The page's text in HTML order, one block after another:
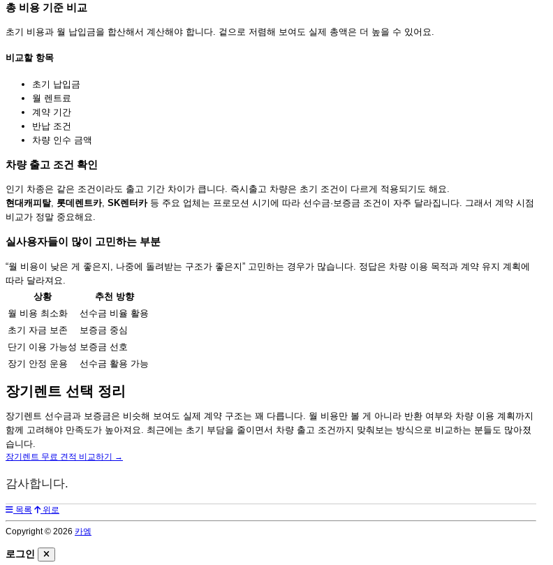
총 비용 기준 비교
초기 비용과 월 납입금을 합산해서 계산해야 합니다. 겉으로 저렴해 보여도 실제 총액은 더 높을 수 있어요.
비교할 항목
초기 납입금
월 렌트료
계약 기간
반납 조건
차량 인수 금액
차량 출고 조건 확인
인기 차종은 같은 조건이라도 출고 기간 차이가 큽니다. 즉시출고 차량은 초기 조건이 다르게 적용되기도 해요.
현대캐피탈, 롯데렌트카, SK렌터카등 주요 업체는 프로모션 시기에 따라 선수금·보증금 조건이 자주 달라집니다. 그래서 계약 시점
비교가 정말 중요해요.
실사용자들이 많이 고민하는 부분
“월 비용이 낮은 게 좋은지, 나중에 돌려받는 구조가 좋은지” 고민하는 경우가 많습니다. 정답은 차량 이용 목적과 계약 유지 계획에
따라 달라져요.
상황
추천 방향
월 비용 최소화
선수금 비율 활용
초기 자금 보존
보증금 중심
단기 이용 가능성 보증금 선호
장기 안정 운용
선수금 활용 가능
장기렌트 선택 정리
장기렌트 선수금과 보증금은 비슷해 보여도 실제 계약 구조는 꽤 다릅니다. 월 비용만 볼 게 아니라 반환 여부와 차량 이용 계획까지
함께 고려해야 만족도가 높아져요. 최근에는 초기 부담을 줄이면서 차량 출고 조건까지 맞춰보는 방식으로 비교하는 분들도 많아졌
습니다.
장기렌트 무료 견적 비교하기 →
감사합니다.
목록 위로
Copyright © 2026 카엠
로그인